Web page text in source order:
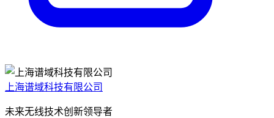
上海谱域科技有限公司
未来无线技术创新领导者